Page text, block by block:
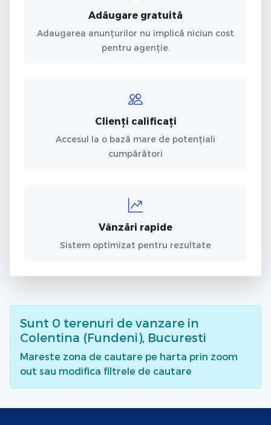
Adăugare gratuită
Adaugarea anunțurilor nu implică niciun cost
pentru agenție.
Clienți calificați
Accesul la o bază mare de potențiali
cumpărători
Vânzări rapide
Sistem optimizat pentru rezultate
Sunt 0 terenuri de vanzare in
Colentina (Fundeni), Bucuresti
Mareste zona de cautare pe harta prin zoom
out sau modifica filtrele de cautare